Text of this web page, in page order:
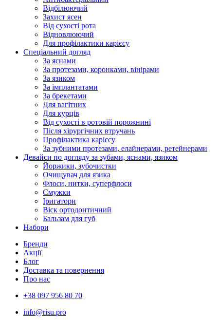
Відбілюючий
Захист ясен
Від сухості рота
Відновлюючий
Для профілактики карієсу
Спеціальний догляд
За яснами
За протезами, коронками, вінірами
За язиком
За імплантатами
За брекетами
Для вагітних
Для курців
Від сухості в ротовій порожнині
Після хірургічних втручань
Профілактика карієсу
За зубними протезами, елайнерами, ретейнерами
Девайси по догляду за зубами, яснами, язиком
Йоржики, зубочистки
Очищувач для язика
Флоси, нитки, суперфлоси
Смужки
Іригатори
Віск ортодонтичний
Бальзам для губ
Набори
Бренди
Акції
Блог
Доставка та повернення
Про нас
+38 097 956 80 70
info@risu.pro